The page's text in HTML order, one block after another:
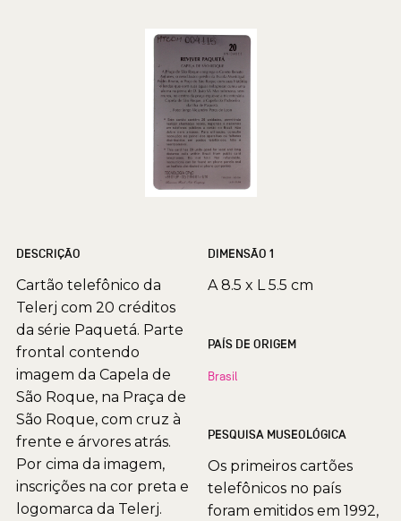
DESCRIÇÃO
Cartão telefônico da
Telerj com 20 créditos
da série Paquetá. Parte
frontal contendo
imagem da Capela de
São Roque, na Praça de
São Roque, com cruz à
frente e árvores atrás.
Por cima da imagem,
inscrições na cor preta e
logomarca da Telerj.
DIMENSÃO 1
A 8.5 x L 5.5 cm
PAÍS DE ORIGEM
Brasil
PESQUISA MUSEOLÓGICA
Os primeiros cartões
telefônicos no país
foram emitidos em 1992,